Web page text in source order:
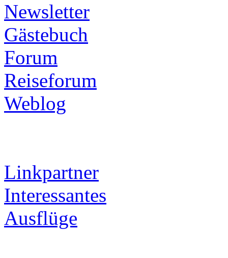
Newsletter
Gästebuch
Forum
Reiseforum
Weblog
Linkpartner
Interessantes
Ausflüge